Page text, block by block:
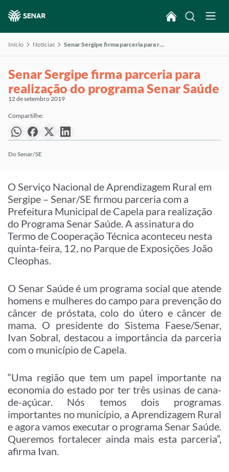
Início Notícias Senar Sergipe firma parceria para realização do programa Senar Saúde
Senar Sergipe firma parceria para
realização do programa Senar Saúde
12 de setembro 2019
Compartilhe:
Do Senar/SE
O Serviço Nacional de Aprendizagem Rural em
Sergipe – Senar/SE firmou parceria com a
Prefeitura Municipal de Capela para realização
do Programa Senar Saúde. A assinatura do
Termo de Cooperação Técnica aconteceu nesta
quinta-feira, 12, no Parque de Exposições João
Cleophas.
O Senar Saúde é um programa social que atende
homens e mulheres do campo para prevenção do
câncer de próstata, colo do útero e câncer de
mama. O presidente do Sistema Faese/Senar,
Ivan Sobral, destacou a importância da parceria
com o município de Capela.
“Uma região que tem um papel importante na
economia do estado por ter três usinas de cana-
de-açúcar. Nós temos dois programas
importantes no município, a Aprendizagem Rural
e agora vamos executar o programa Senar Saúde.
Queremos fortalecer ainda mais esta parceria”,
afirma Ivan.